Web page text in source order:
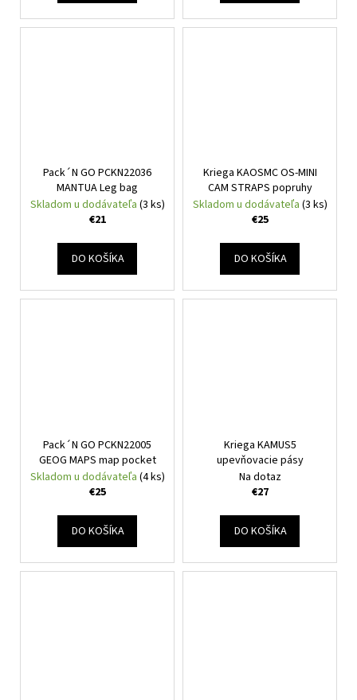
Pack´N GO PCKN22036
MANTUA Leg bag
Skladom u dodávateľa (3 ks)
€21
DO KOŠÍKA
Kriega KAOSMC OS-MINI
CAM STRAPS popruhy
Skladom u dodávateľa (3 ks)
€25
DO KOŠÍKA
Pack´N GO PCKN22005
GEOG MAPS map pocket
Skladom u dodávateľa (4 ks)
€25
DO KOŠÍKA
Kriega KAMUS5
upevňovacie pásy
Na dotaz
€27
DO KOŠÍKA